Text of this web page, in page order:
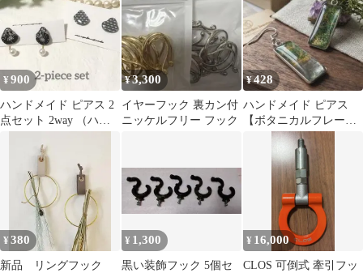
ストラップ iPhone 挟む
ホルダー 落下防止 リン
グストラップ ショルダ
ー 肩掛け 紐 フック 回
転 ハンド ブラック ゴ
ールド シルバー 黒 シ
ート
ストラップ iPhone 挟む
ホルダー 落下防止 リン
グストラップ ショルダ
ー 肩掛け 紐 フック 回
転 ハンド ブラック ゴ
ールド シルバー 黒 シ
ート
¥900
ハンドメイド ピアス 2
点セット 2way （ハン
¥3,300
イヤーフック 裏カン付
ニッケルフリー フック
¥428
ハンドメイド ピアス
【ボタニカルフレー
¥380
新品 リングフック
¥ 1,300
黒い装飾フック 5個セ
¥ 16,000
CLOS 可倒式 牽引フッ